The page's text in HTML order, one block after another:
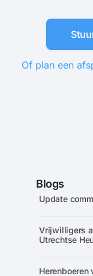
Of plan een
Blogs
Update
Vrijwilligers
Utrechtse